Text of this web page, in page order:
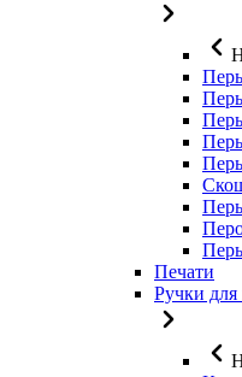
Печати
Ручки для